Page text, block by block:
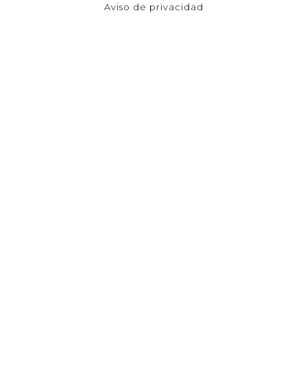
Aviso de privacidad